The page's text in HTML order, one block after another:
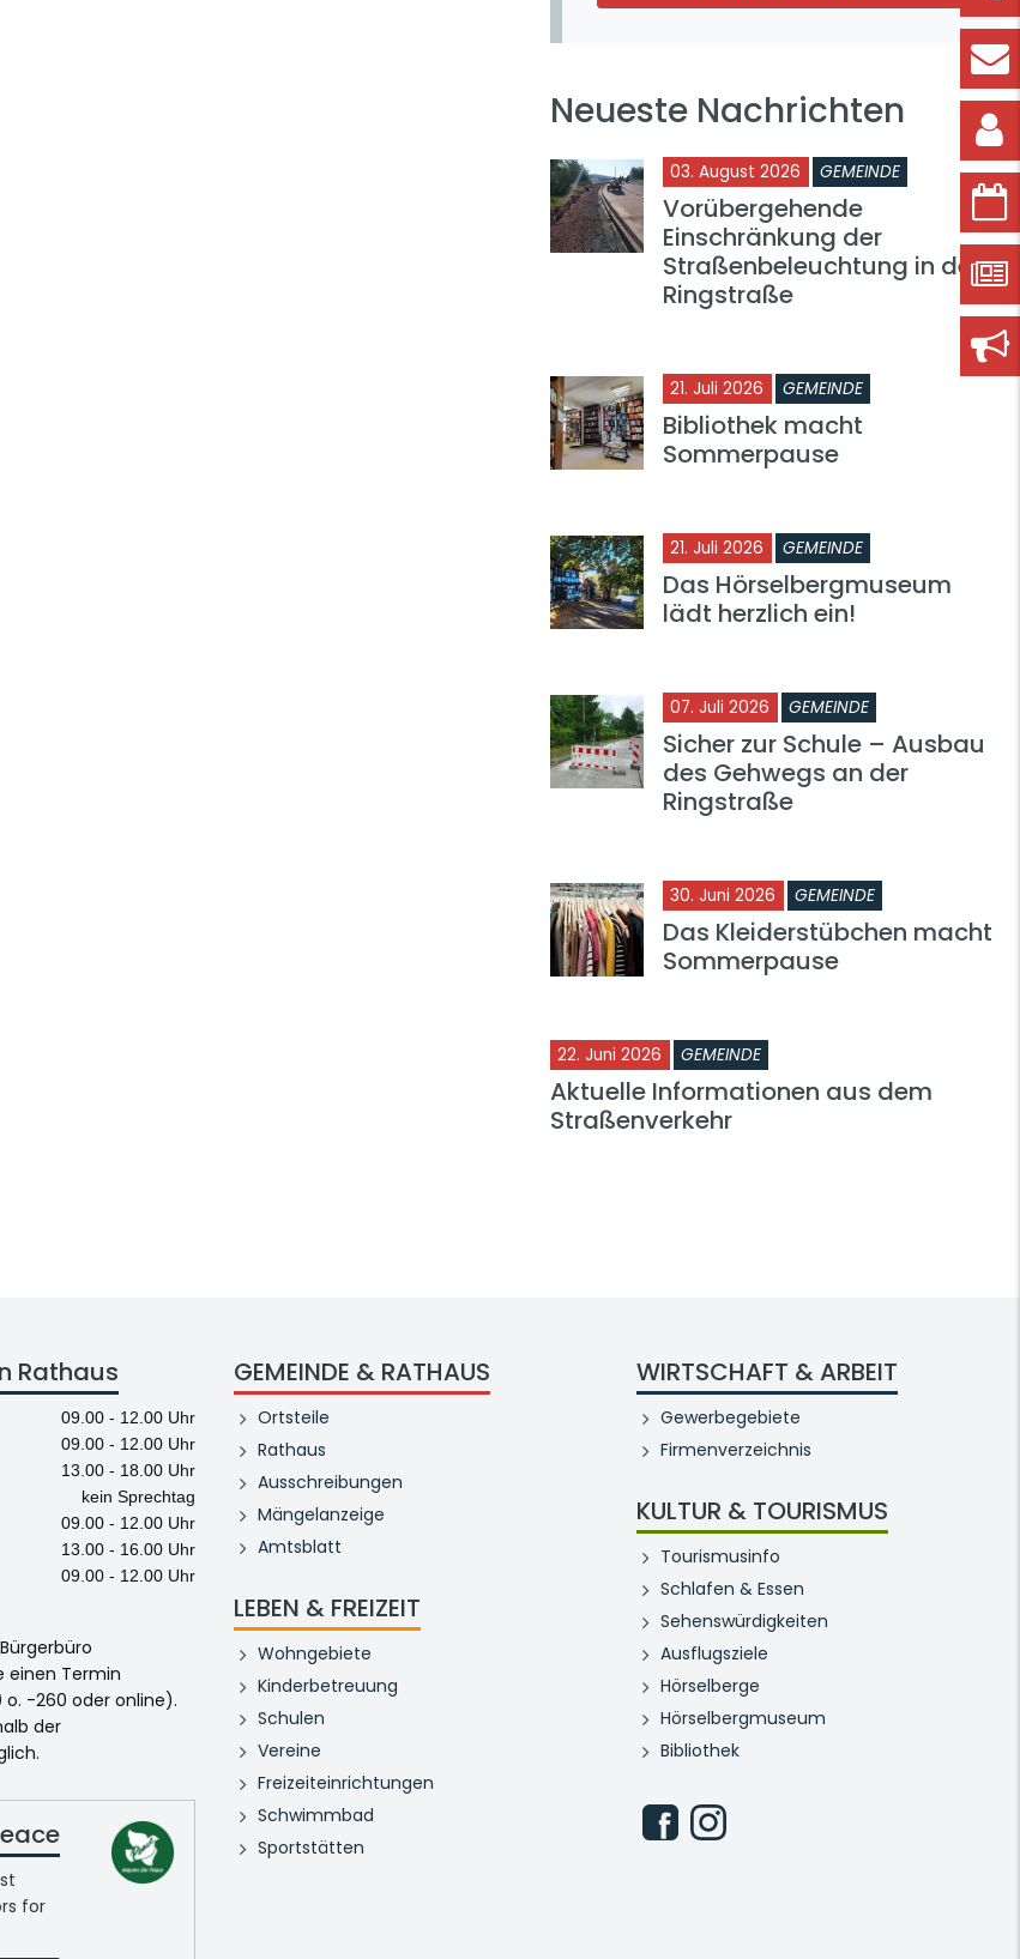
Neueste Nachrichten
03. August 2026 GEMEINDE
Vorübergehende
Einschränkung der
Straßenbeleuchtung in der
Ringstraße
21. Juli 2026 GEMEINDE
Bibliothek macht
Sommerpause
21. Juli 2026 GEMEINDE
Das Hörselbergmuseum
lädt herzlich ein!
07. Juli 2026 GEMEINDE
Sicher zur Schule – Ausbau
des Gehwegs an der
Ringstraße
30. Juni 2026 GEMEINDE
Das Kleiderstübchen macht
Sommerpause
22. Juni 2026 GEMEINDE
Aktuelle Informationen aus dem
Straßenverkehr
Rathaus
09.00 - 12.00 Uhr
09.00 - 12.00 Uhr
13.00 - 18.00 Uhr
kein Sprechtag
09.00 - 12.00 Uhr
13.00 - 16.00 Uhr
09.00 - 12.00 Uhr
einen Termin
o. -260 oder online).
der
for
GEMEINDE & RATHAUS
Ortsteile
Rathaus
Ausschreibungen
Mängelanzeige
Amtsblatt
LEBEN & FREIZEIT
Wohngebiete
Kinderbetreuung
Schulen
Vereine
Freizeiteinrichtungen
Schwimmbad
Sportstätten
WIRTSCHAFT & ARBEIT
Gewerbegebiete
Firmenverzeichnis
KULTUR & TOURISMUS
Tourismusinfo
Schlafen & Essen
Sehenswürdigkeiten
Ausflugsziele
Hörselberge
Hörselbergmuseum
Bibliothek